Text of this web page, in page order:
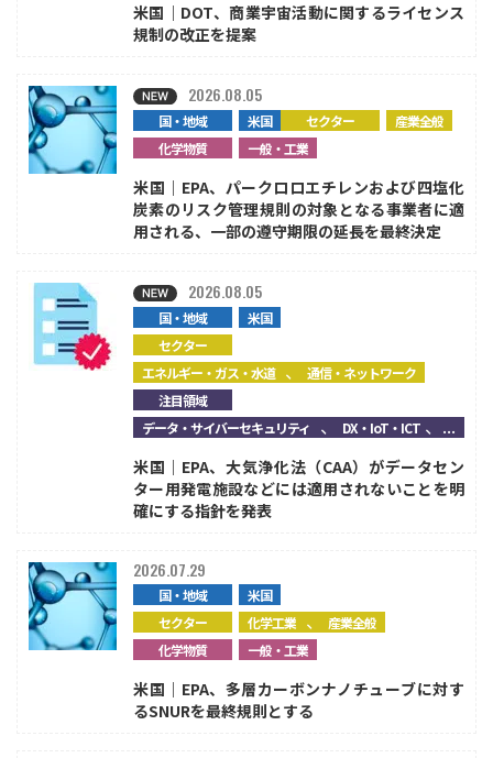
米国｜DOT、商業宇宙活動に関するライセンス
規制の改正を提案
国・地域 米国 セクター
産業全般
化学物質
一般・工業
2026.08.05
米国｜EPA、パークロロエチレンおよび四塩化
炭素のリスク管理規則の対象となる事業者に適
用される、一部の遵守期限の延長を最終決定
国・地域
米国
セクター
エネルギー・ガス・水道 、通信・ネットワーク
注目領域
データ・サイバーセキュリティ 、DX・IoT・ICT、...
2026.08.05
米国｜EPA、大気浄化法（CAA）がデータセン
ター用発電施設などには適用されないことを明
確にする指針を発表
国・地域
米国
セクター
化学工業 、産業全般
化学物質
一般・工業
2026.07.29
米国｜EPA、多層カーボンナノチューブに対す
るSNURを最終規則とする